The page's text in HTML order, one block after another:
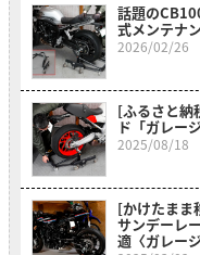
話題の
式メンテナ
2026/02/26
[ふるさと納
ド「ガレー
2025/08/18
[かけたまま
サンデーレ
適〈ガレー